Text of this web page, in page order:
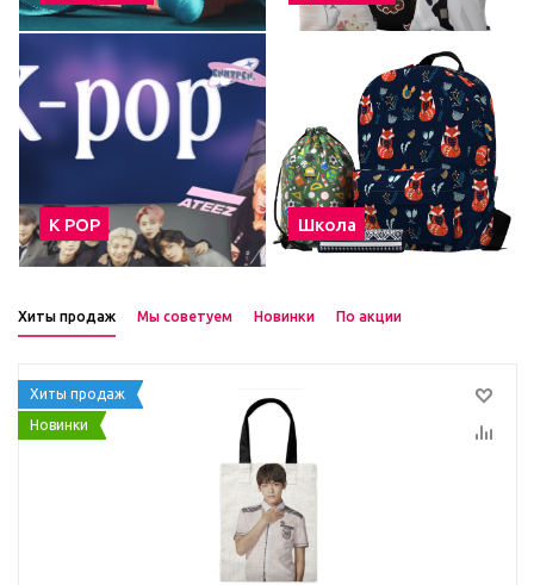
К POP Школа
Хиты продаж Мы советуем Новинки По акции
Хиты продаж
Новинки